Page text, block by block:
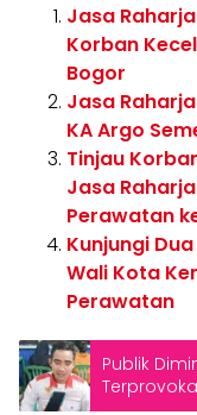
Jasa
Korban
Bogor
Jasa
KA Argo
Tinjau
Jasa
Perawatan
Kunjungi
Wali Kota
Perawatan
Publik